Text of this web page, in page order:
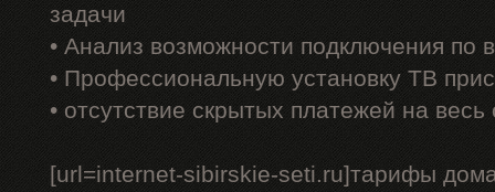
задачи
• Анализ возможности подключения по
• Профессиональную установку ТВ
• отсутствие скрытых платежей на
[url=internet-sibirskie-seti.ru]тарифы